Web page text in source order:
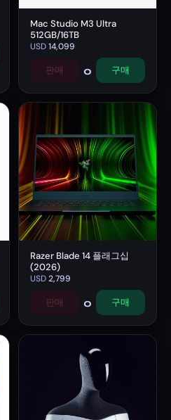
Mac Studio M3 Ultra
512GB/16TB
USD14,099
판매 0 구매
Razer Blade 14 플래그십
(2026)
USD2,799
판매 0 구매